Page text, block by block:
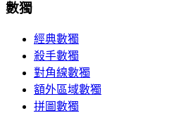
數獨
經典數獨
殺手數獨
對角線數獨
額外區域數獨
拼圖數獨